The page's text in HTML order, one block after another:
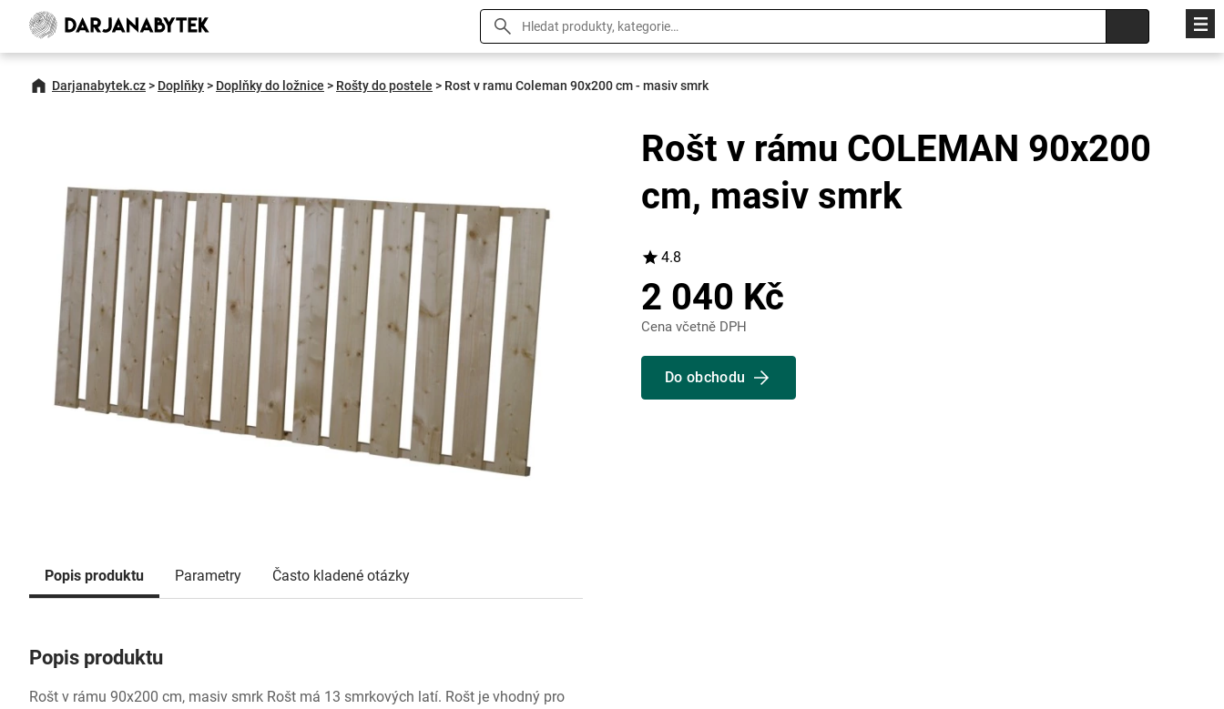
Darjanabytek.cz> Doplňky> Doplňky do ložnice > Rošty do postele > Rost v ramu Coleman 90x200 cm - masiv smrk
Popis produktu Parametry Často kladené otázky
Popis produktu
Rošt v rámu 90x200 cm, masiv smrk Rošt má 13 smrkových latí. Rošt je vhodný pro
Rošt v rámu COLEMAN 90x200
cm, masiv smrk
4.8
2 040 Kč
Cena včetně DPH
Do obchodu